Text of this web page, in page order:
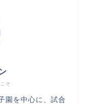
そ
園を中心に、試合